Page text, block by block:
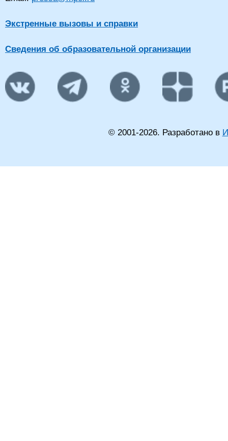
Экстренные вызовы и справки
Сведения об образовательной организации
© 2001-2026. Разработано в